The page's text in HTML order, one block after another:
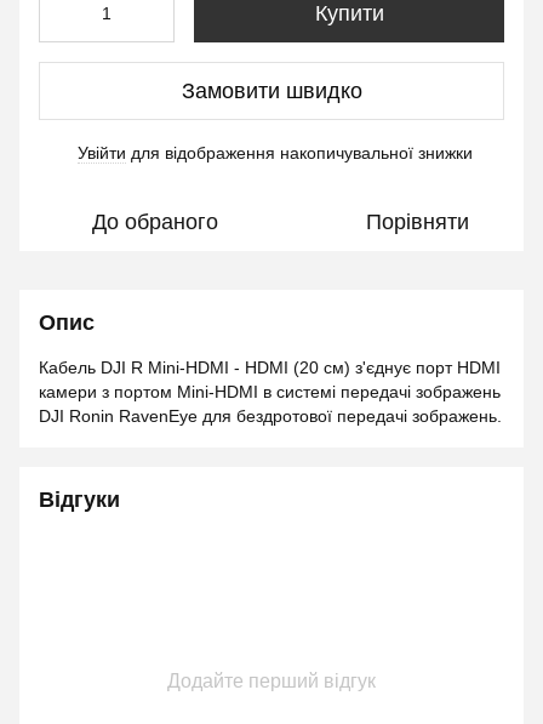
Купити
Замовити швидко
Увійти для відображення накопичувальної знижки
До обраного Порівняти
Опис
Кабель DJI R Mini-HDMI - HDMI (20 см) з'єднує порт HDMI
камери з портом Mini-HDMI в системі передачі зображень
DJI Ronin RavenEye для бездротової передачі зображень.
Відгуки
Додайте перший відгук